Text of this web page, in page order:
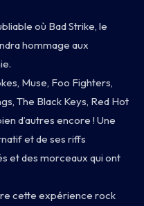
où Bad Strike, le
hommage aux
Muse, Foo Fighters,
The Black Keys, Red Hot
d’autres encore ! Une
et de ses riffs
et des morceaux qui ont
cette expérience rock